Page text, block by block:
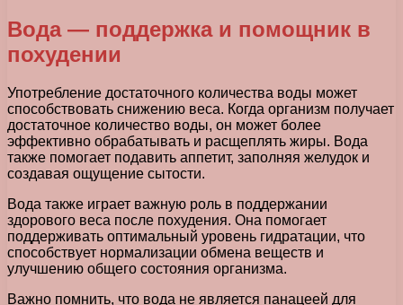
Вода — поддержка и помощник в
похудении
Употребление достаточного количества воды может
способствовать снижению веса. Когда организм получает
достаточное количество воды, он может более
эффективно обрабатывать и расщеплять жиры. Вода
также помогает подавить аппетит, заполняя желудок и
создавая ощущение сытости.
Вода также играет важную роль в поддержании
здорового веса после похудения. Она помогает
поддерживать оптимальный уровень гидратации, что
способствует нормализации обмена веществ и
улучшению общего состояния организма.
Важно помнить, что вода не является панацеей для